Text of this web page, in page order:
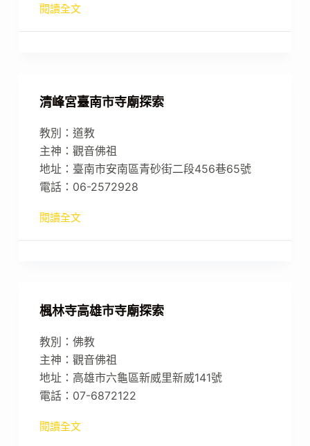
閱讀全文
清峰宮臺南市寺廟探索
教別：道教
主神：觀音佛祖
地址：臺南市安南區青砂街二段456巷65號
電話：06-2572928
閱讀全文
楓林寺高雄市寺廟探索
教別：佛教
主神：觀音佛祖
地址：高雄市六龜區新威里新威141號
電話：07-6872122
閱讀全文